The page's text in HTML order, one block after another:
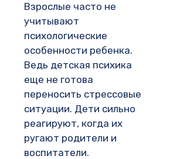
Взрослые часто не
учитывают
психологические
особенности ребенка.
Ведь детская психика
еще не готова
переносить стрессовые
ситуации. Дети сильно
реагируют, когда их
ругают родители и
воспитатели.